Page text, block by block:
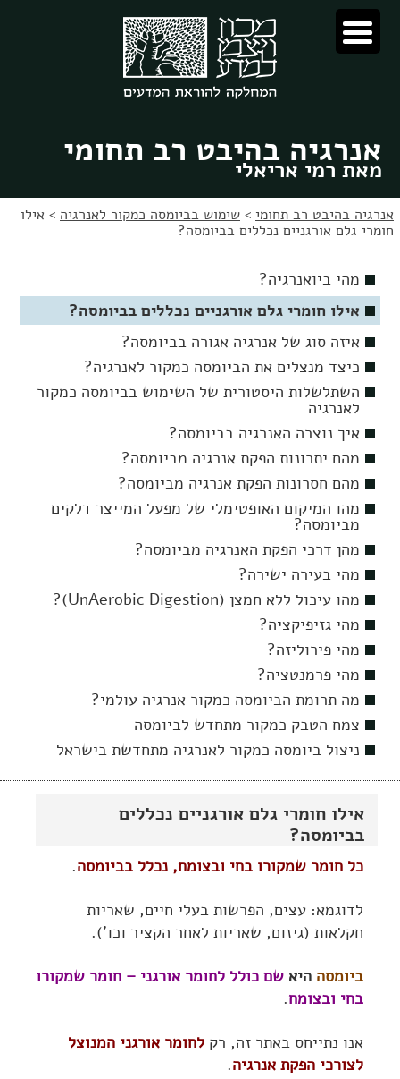
לתוכן
לניווט
אנרגיה בהיבט רב תחומי
מאת רמי אריאלי
אנרגיה בהיבט רב תחומי > שימוש בביומסה כמקור לאנרגיה > אילו
חומרי גלם אורגניים נכללים בביומסה?
אילו חומרי גלם אורגניים נכללים
בביומסה?
כל חומר שמקורו בחי ובצומח, נכלל בביומסה.
לדוגמא: עצים, הפרשות בעלי חיים, שאריות
חקלאות (גיזום, שאריות לאחר הקציר וכו').
ביומסה היא שם כולל לחומר אורגני – חומר שמקורו
בחי ובצומח.
אנו נתייחס באתר זה, רק לחומר אורגני המנוצל
לצורכי הפקת אנרגיה.
מהי ביואנרגיה?
אילו חומרי גלם אורגניים נכללים בביומסה?
איזה סוג של אנרגיה אגורה בביומסה?
כיצד מנצלים את הביומסה כמקור לאנרגיה?
השתלשלות היסטורית של השימוש בביומסה כמקור
לאנרגיה
איך נוצרה האנרגיה בביומסה?
מהם יתרונות הפקת אנרגיה מביומסה?
מהם חסרונות הפקת אנרגיה מביומסה?
מהו המיקום האופטימלי של מפעל המייצר דלקים
מביומסה?
מהן דרכי הפקת האנרגיה מביומסה?
מהי בעירה ישירה?
מהו עיכול ללא חמצן (UnAerobic Digestion)?
מהי גזיפיקציה?
מהי פירוליזה?
מהי פרמנטציה?
מה תרומת הביומסה כמקור אנרגיה עולמי?
צמח הטבק כמקור מתחדש לביומסה
ניצול ביומסה כמקור לאנרגיה מתחדשת בישראל